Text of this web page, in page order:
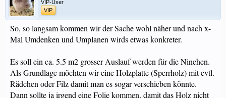
VIP-User
VIP
So, so langsam kommen wir der Sache wohl näher und nach x-
Mal Umdenken und Umplanen wirds etwas konkreter.
Es soll ein ca. 5.5 m2 grosser Auslauf werden für die Ninchen.
Als Grundlage möchten wir eine Holzplatte (Sperrholz) mit evtl.
Rädchen oder Filz damit man es sogar verschieben könnte.
Dann sollte ja irgend eine Folie kommen, damit das Holz nicht